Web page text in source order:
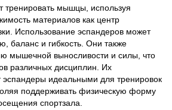
тренировать мышцы, используя
материалов как центр
Использование эспандеров может
баланс и гибкость. Они также
мышечной выносливости и силы, что
различных дисциплин. Их
эспандеры идеальными для тренировок
поддерживать физическую форму
спортзала.